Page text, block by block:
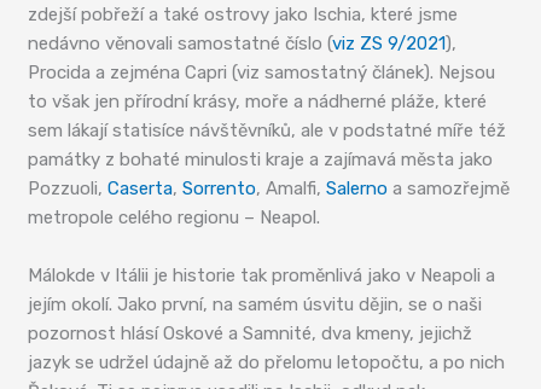
zdejší pobřeží a také ostrovy jako Ischia, které jsme
nedávno věnovali samostatné číslo (viz ZS 9/2021),
Procida a zejména Capri (viz samostatný článek). Nejsou
to však jen přírodní krásy, moře a nádherné pláže, které
sem lákají statisíce návštěvníků, ale v podstatné míře též
památky z bohaté minulosti kraje a zajímavá města jako
Pozzuoli,Caserta,Sorrento, Amalfi,Salerno a samozřejmě
metropole celého regionu – Neapol.
Málokde v Itálii je historie tak proměnlivá jako v Neapoli a
jejím okolí. Jako první, na samém úsvitu dějin, se o naši
pozornost hlásí Oskové a Samnité, dva kmeny, jejichž
jazyk se udržel údajně až do přelomu letopočtu, a po nich